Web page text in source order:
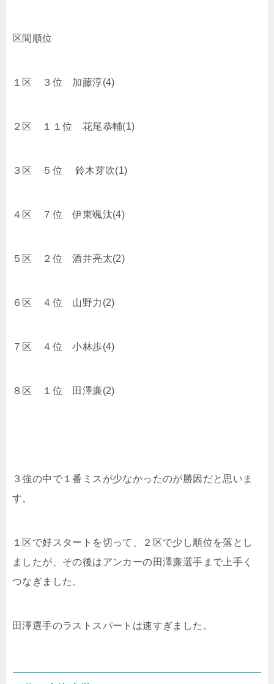
区間順位
１区 ３位 加藤淳(4)
２区 １１位 花尾恭輔(1)
３区 ５位 鈴木芽吹(1)
４区 ７位 伊東颯汰(4)
５区 ２位 酒井亮太(2)
６区 ４位 山野力(2)
７区 ４位 小林歩(4)
８区 １位 田澤廉(2)
３強の中で１番ミスが少なかったのが勝因だと思いま
す。
１区で好スタートを切って、２区で少し順位を落とし
ましたが、その後はアンカーの田澤廉選手まで上手く
つなぎました。
田澤選手のラストスパートは速すぎました。